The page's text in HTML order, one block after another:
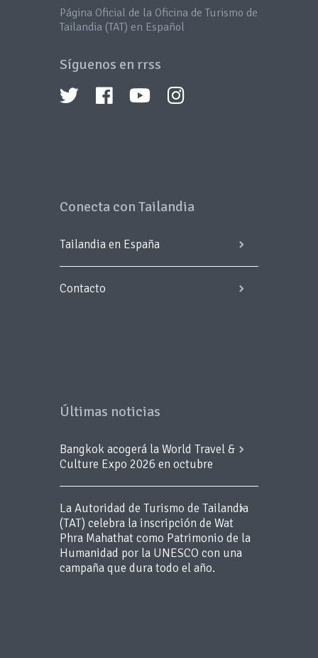
Página Oficial de la Oficina de Turismo de
Tailandia (TAT) en Español
Síguenos en rrss
Conecta con Tailandia
Tailandia en España
Contacto
Últimas noticias
Bangkok acogerá la World Travel &
Culture Expo 2026 en octubre
La Autoridad de Turismo de Tailandia
(TAT) celebra la inscripción de Wat
Phra Mahathat como Patrimonio de la
Humanidad por la UNESCO con una
campaña que dura todo el año.